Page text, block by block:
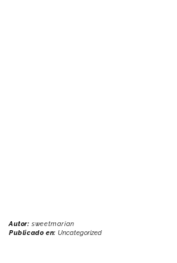
Autor:sweetmarian
Publicado en:Uncategorized